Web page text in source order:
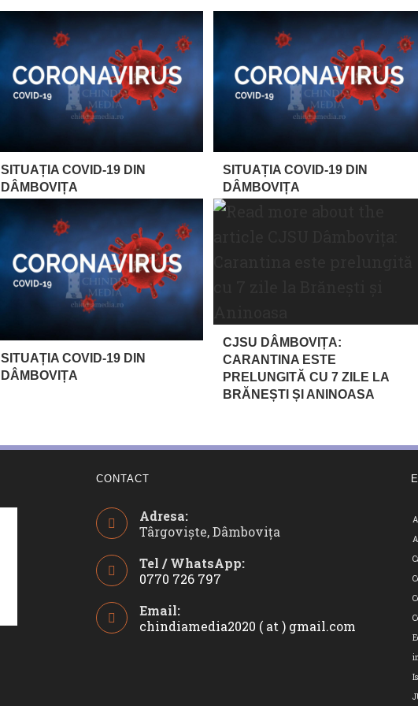
SITUAȚIA COVID-19 DIN
DÂMBOVIȚA
SITUAȚIA COVID-19 DIN
DÂMBOVIȚA
SITUAȚIA COVID-19 DIN
DÂMBOVIȚA
CJSU DÂMBOVIȚA:
CARANTINA ESTE
PRELUNGITĂ CU 7 ZILE LA
BRĂNEȘTI ȘI ANINOASA
CONTACT
Adresa:
Târgoviște, Dâmbovița
Tel / WhatsApp:
0770 726 797
in
your
Email:
chindiamedia2020 ( at ) gmail.com